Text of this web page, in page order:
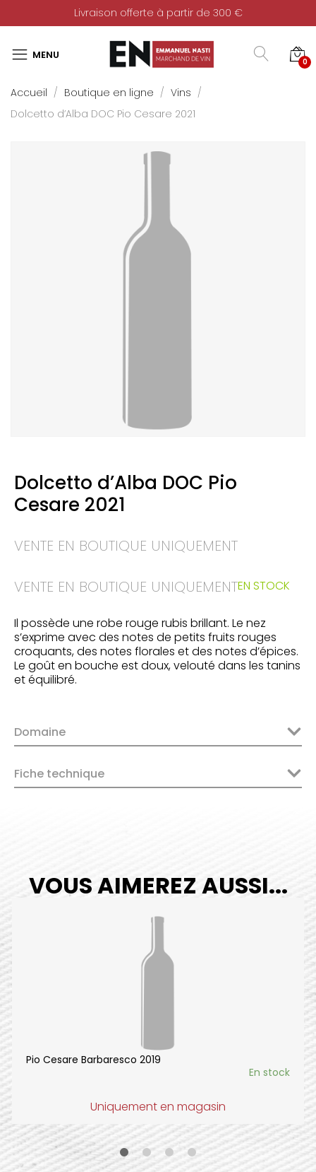
Livraison offerte à partir de 300 €
0
Accueil Boutique en ligne
Vins
Dolcetto d’Alba DOC Pio Cesare 2021
Dolcetto d’Alba DOC Pio
Cesare 2021
VENTE EN BOUTIQUE UNIQUEMENT
VENTE EN BOUTIQUE UNIQUEMENTEN STOCK
Il possède une robe rouge rubis brillant. Le nez
s’exprime avec des notes de petits fruits rouges
croquants, des notes florales et des notes d’épices.
Le goût en bouche est doux, velouté dans les tanins
et équilibré.
Domaine
Fiche technique
VOUS AIMEREZ AUSSI...
Pio Cesare Barbaresco 2019
En stock
Uniquement en magasin